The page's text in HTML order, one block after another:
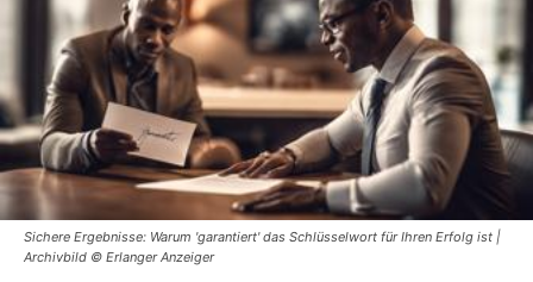
Sichere Ergebnisse: Warum 'garantiert' das Schlüsselwort für Ihren Erfolg ist |
Archivbild © Erlanger Anzeiger